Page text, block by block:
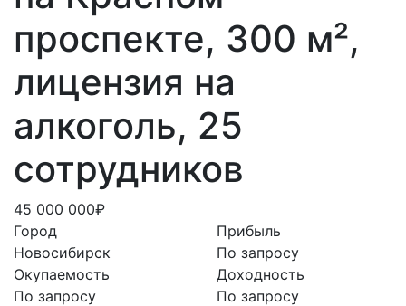
проспекте, 300 м²,
лицензия на
алкоголь, 25
сотрудников
45 000 000₽
Город
Новосибирск
Окупаемость
По запросу
Прибыль
По запросу
Доходность
По запросу